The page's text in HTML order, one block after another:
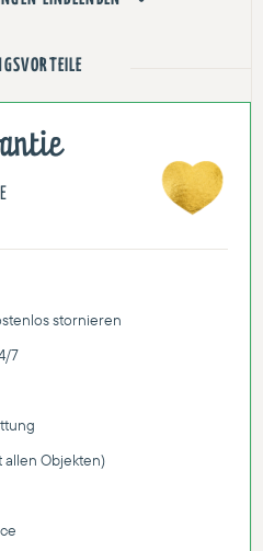
stornieren
7
allen Objekten)